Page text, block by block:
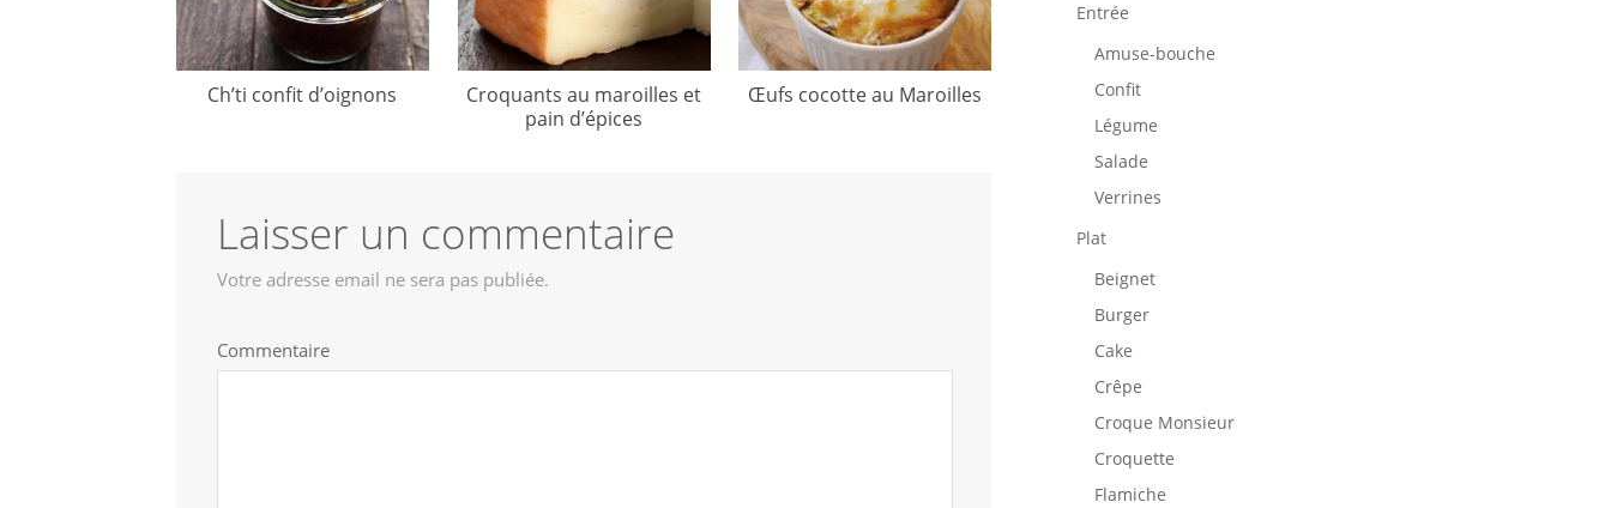
Ch’ti confit d’oignons
Croquants au maroilles et
pain d’épices
Œufs cocotte au Maroilles
Laisser un commentaire
Votre adresse email ne sera pas publiée.
Commentaire
Entrée
Amuse-bouche
Confit
Légume
Salade
Verrines
Plat
Beignet
Burger
Cake
Crêpe
Croque Monsieur
Croquette
Flamiche